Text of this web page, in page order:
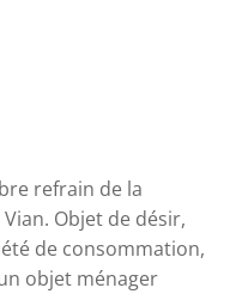
refrain de la
Objet de désir,
de consommation,
objet ménager